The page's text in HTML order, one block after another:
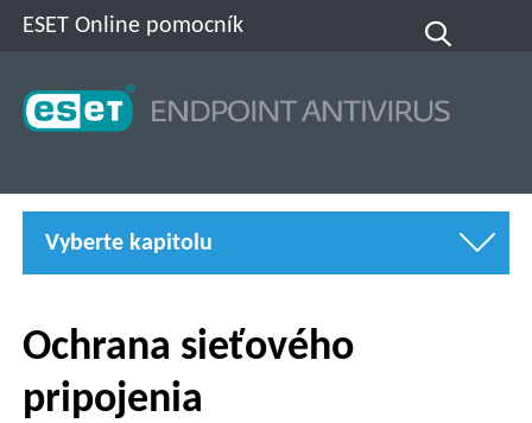
ESET Online pomocník
Vyberte kapitolu
Ochrana sieťového
pripojenia